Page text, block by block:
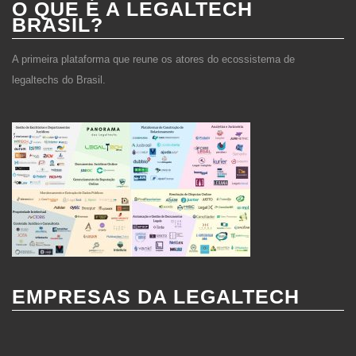
Utilize a tecnologia para melhorar prazos,
assertividades e retorno financeiro de seu negócio.
O QUE É A LEGALTECH
BRASIL?
A primeira plataforma que reune os atores do ecossistema de
legaltechs do Brasil.
EMPRESAS DA LEGALTECH